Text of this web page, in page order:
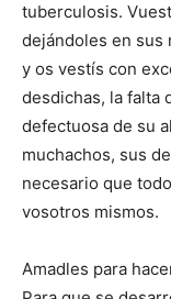
tuberculosis.
dejándoles en sus
y os vestís con
desdichas, la falta
defectuosa de su
muchachos, sus
necesario que
vosotros mismos.
Amadles para